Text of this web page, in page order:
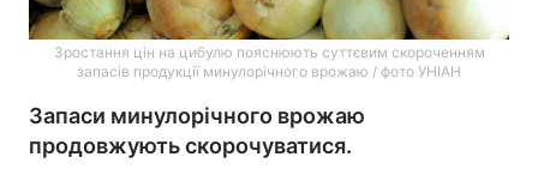
Зростання цін на цибулю пояснюють суттєвим скороченням
запасів продукції минулорічного врожаю / фото УНІАН
Запаси минулорічного врожаю
продовжують скорочуватися.